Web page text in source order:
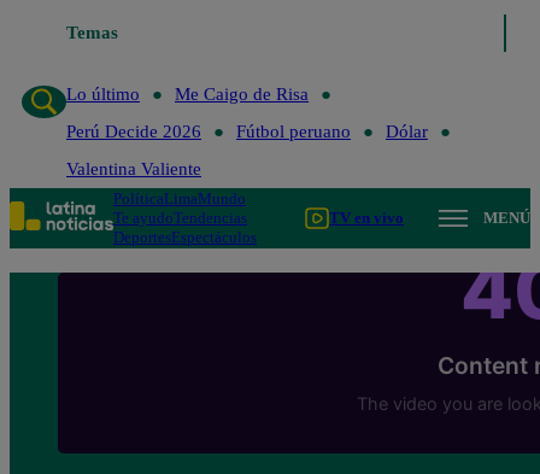
Temas
Lo último
Me Caigo de Risa
Perú Decide 2026
Fútbol peruano
Dólar
Valentina Valiente
PolíticaLimaMundo
Te ayudoTendencias
DeportesEspectáculos
TV en vivo MENÚ